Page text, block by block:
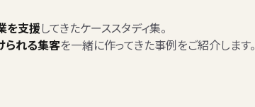
を支援してきたケーススタディ集。
られる集客を一緒に作ってきた事例をご紹介します。